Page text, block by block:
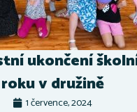
ukončení
roku v družině
1 července, 2024